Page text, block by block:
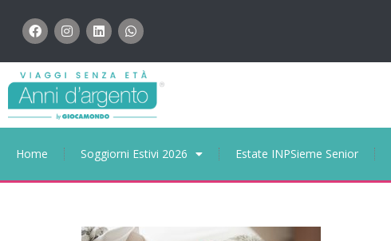
Home Soggiorni Estivi 2026 Estate INPSieme Senior